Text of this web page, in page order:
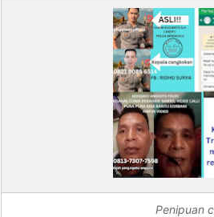
Penipuan